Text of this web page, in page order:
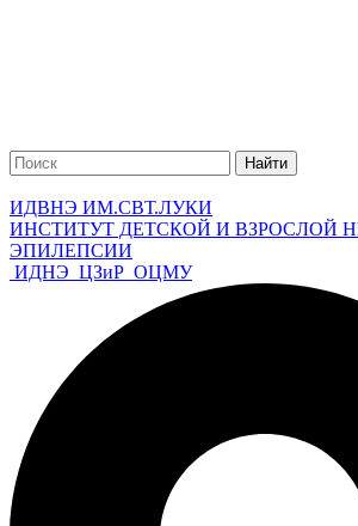
Найти
ИДВНЭ ИМ.СВТ.ЛУКИ
ИНСТИТУТ ДЕТСКОЙ И ВЗРОСЛОЙ
ЭПИЛЕПСИИ
ИДНЭ ЦЗиР ОЦМУ